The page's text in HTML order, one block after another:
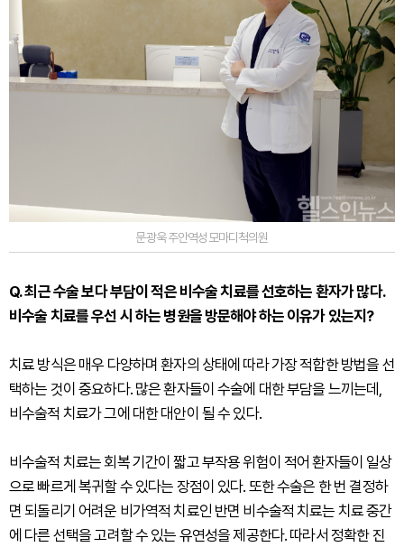
문광욱 주안역성모마디척의원
Q. 최근 수술 보다 부담이 적은 비수술 치료를 선호하는 환자가 많다.
비수술 치료를 우선 시 하는 병원을 방문해야 하는 이유가 있는지?
치료 방식은 매우 다양하며 환자의 상태에 따라 가장 적합한 방법을 선
택하는 것이 중요하다. 많은 환자들이 수술에 대한 부담을 느끼는데,
비수술적 치료가 그에 대한 대안이 될 수 있다.
비수술적 치료는 회복 기간이 짧고 부작용 위험이 적어 환자들이 일상
으로 빠르게 복귀할 수 있다는 장점이 있다. 또한 수술은 한 번 결정하
면 되돌리기 어려운 비가역적 치료인 반면 비수술적 치료는 치료 중간
에 다른 선택을 고려할 수 있는 유연성을 제공한다. 따라서 정확한 진